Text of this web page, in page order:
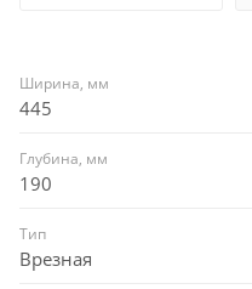
Ширина, мм
445
Глубина, мм
190
Тип
Врезная